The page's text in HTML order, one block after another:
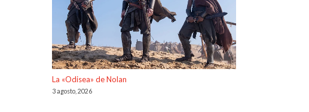
La «Odisea» de Nolan
3 agosto, 2026